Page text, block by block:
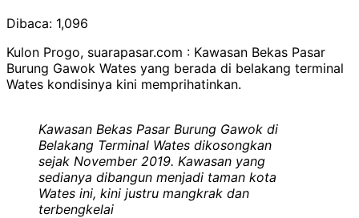
Dibaca: 1,096
Kulon Progo, suarapasar.com : Kawasan Bekas Pasar
Burung Gawok Wates yang berada di belakang terminal
Wates kondisinya kini memprihatinkan.
Kawasan Bekas Pasar Burung Gawok di
Belakang Terminal Wates dikosongkan
sejak November 2019. Kawasan yang
sedianya dibangun menjadi taman kota
Wates ini, kini justru mangkrak dan
terbengkelai